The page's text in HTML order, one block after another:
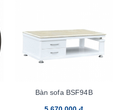
Bàn sofa BSF94B